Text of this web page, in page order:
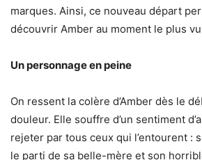
marques. Ainsi, ce nouveau départ
découvrir Amber au moment le plus
Un personnage en peine
On ressent la colère d’Amber dès le
douleur. Elle souffre d’un sentiment
rejeter par tous ceux qui l’entourent :
le parti de sa belle-mère et son